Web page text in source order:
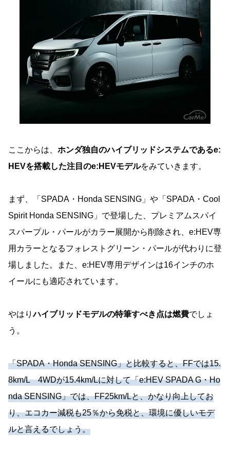
ここからは、 ホンダ独自のハイブリッドシステムであるe:
HEVを搭載した注目のe:HEVモデルをみていきます。
まず、「SPADA・Honda SENSING」や「SPADA・Cool
Spirit Honda SENSING」で登場した、プレミアムスパイ
スパープル・パールがカラー展開から削除され、e:HEV専
用カラーとなるフォレストグリーン・パールが代わりに登
場しました。また、e:HEV専用デザインは16インチのホ
イールにも適応されています。
やはりハイブリッドモデルの特筆すべき点は燃費でしょ
う。
「SPADA・Honda SENSING」と比較すると、FFでは15.
8km/L 4WDが15.4km/Lに対して「e:HEV SPADA G・Ho
nda SENSING」では、FF25km/Lと、かなり向上してお
り、エコカー減税も25％から免税と、環境に優しいモデ
ルと言えるでしょう。